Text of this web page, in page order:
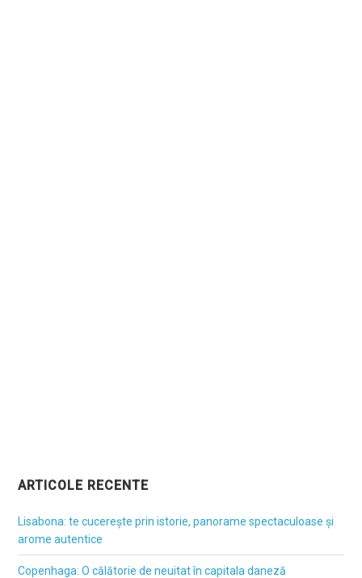
ARTICOLE RECENTE
Lisabona: te cucerește prin istorie, panorame spectaculoase și
arome autentice
Copenhaga: O călătorie de neuitat în capitala daneză